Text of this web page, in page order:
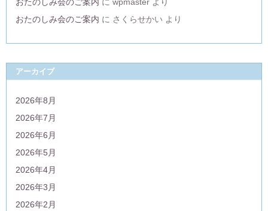
おたのしみ会のご案内 に さくらせかい より
アーカイブ
2026年8月
2026年7月
2026年6月
2026年5月
2026年4月
2026年3月
2026年2月